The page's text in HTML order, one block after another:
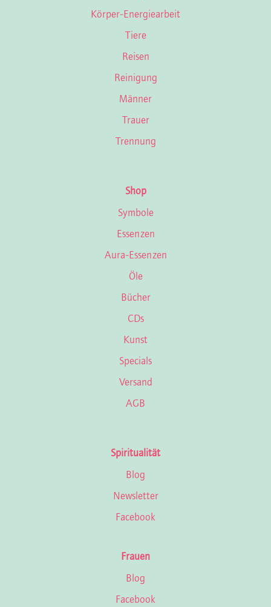
Körper-Energiearbeit
Tiere
Reisen
Reinigung
Männer
Trauer
Trennung
Shop
Symbole
Essenzen
Aura-Essenzen
Öle
Bücher
CDs
Kunst
Specials
Versand
AGB
Spiritualität
Blog
Newsletter
Facebook
Frauen
Blog
Facebook